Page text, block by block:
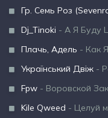
Гр. Семь Роз
Dj_Tinoki - А Я Буду
Плачь, Адель - Как
Український Двіж -
Fpw - Воровской
Kile Qweed - Целуй